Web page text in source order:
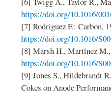
https://doi.org/10.1016/
[7] Rodriguez F.: Carbon,
https://doi.org/10.1016/
[8] Marsh H., Martı́nez M.,
https://doi.org/10.1016/
[9] Jones S., Hildebrandt
Cokes on Anode